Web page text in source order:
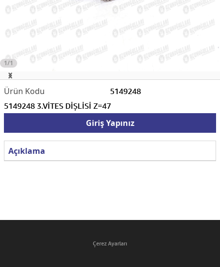
1/1
5149248
5149248 3.VİTES DİŞLİSİ Z=47
Giriş Yapınız
Açıklama
Çerez Ayarları